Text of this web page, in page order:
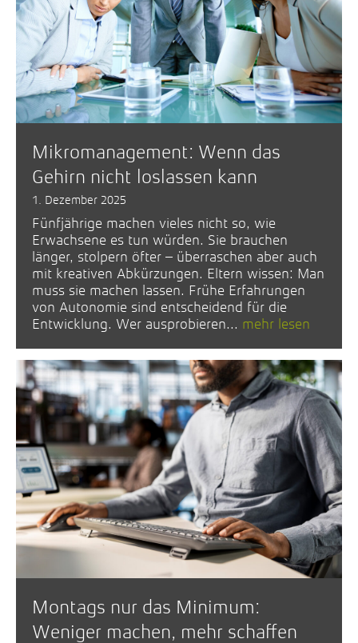
Mikromanagement: Wenn das
Gehirn nicht loslassen kann
1. Dezember 2025
Fünfjährige machen vieles nicht so, wie
Erwachsene es tun würden. Sie brauchen
länger, stolpern öfter – überraschen aber auch
mit kreativen Abkürzungen. Eltern wissen: Man
muss sie machen lassen. Frühe Erfahrungen
von Autonomie sind entscheidend für die
Entwicklung. Wer ausprobieren... mehr lesen
Montags nur das Minimum:
Weniger machen, mehr schaffen